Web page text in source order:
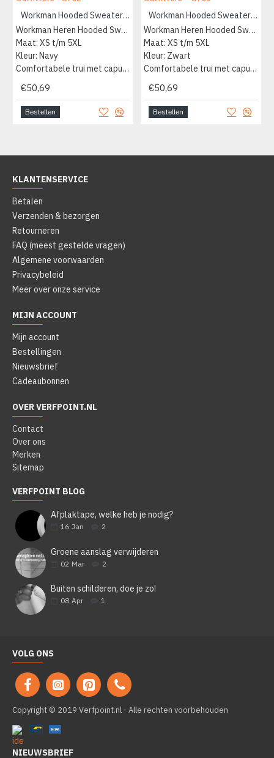
Workman Hooded Sweater Outfitters - 8702
Workman Heren Hooded Sweater
Maat: XS t/m 5XL
Kleur: Navy
Comfortabele trui met capuchon
€50,69
Bestellen
Workman Hooded Sweater Outfitters – 8706
Workman Heren Hooded Sweater
Maat: XS t/m 5XL
Kleur: Zwart
Comfortabele trui met capuchon
€50,69
Bestellen
KLANTENSERVICE
Betalen
Verzenden & bezorgen
Retourneren
FAQ (meest gestelde vragen)
Algemene voorwaarden
Privacybeleid
Meer over onze service
MIJN ACCOUNT
Mijn account
Bestellingen
Nieuwsbrief
Cadeaubonnen
OVER VERFPOINT.NL
Contact
Over ons
Merken
Sitemap
VERFPOINT BLOG
Afplaktape, welke heb je nodig?
16 Jan 2
Groene aanslag verwijderen
02 Mar 2
Buiten schilderen, doe je zo!
08 Apr 1
VOLG ONS
Copyright © 2019 Verfpoint.nl - Alle rechten voorbehouden
NIEUWSBRIEF